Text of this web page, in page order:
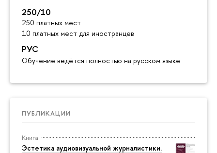
250/10
250 платных мест
10 платных мест для иностранцев
РУС
Обучение ведётся полностью на русском языке
ПУБЛИКАЦИИ
Книга
Эстетика аудиовизуальной журналистики.